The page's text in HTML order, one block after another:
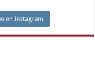
en Instagram